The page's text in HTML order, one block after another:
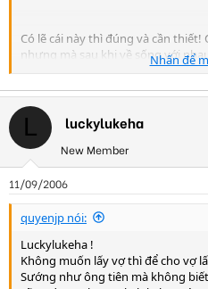
Có lẽ cái này thì đúng và cần
nhưng mà sau khi về sống với
tranh" và hai tấm lòng đau khổ
trong hai người sẽ bỏ ra đi! Phái
nam thì có lẽ nếu muốn có vợ
sự thì hãy lo cho sự nghiệp trước
Nhấn để
L luckylukeha
New Member
11/09/2006
quyenjp nói:
Luckylukeha !
Không muốn lấy vợ thì để cho vợ
Sướng như ông tiên mà không